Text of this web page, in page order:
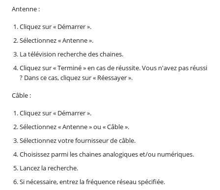
Antenne :
Cliquez sur « Démarrer ».
Sélectionnez « Antenne ».
La télévision recherche des chaines.
Cliquez sur « Terminé » en cas de réussite. Vous n'avez pas réussi
? Dans ce cas, cliquez sur « Réessayer ».
Câble :
Cliquez sur « Démarrer ».
Sélectionnez « Antenne » ou « Câble ».
Sélectionnez votre fournisseur de câble.
Choisissez parmi les chaines analogiques et/ou numériques.
Lancez la recherche.
Si nécessaire, entrez la fréquence réseau spécifiée.